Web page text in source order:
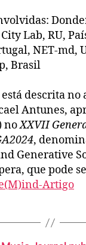
Lab, RU,
NET-md,
Brasil
descrita no
Antunes,
noXXVII
,
Generative
que pode
Artigo